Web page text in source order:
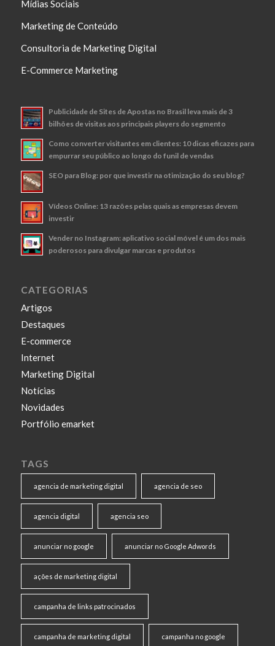
Mídias Sociais
Marketing de Conteúdo
Consultoria de Marketing Digital
E-Commerce Marketing
Publicidade de Sites de Apostas no Brasil leva mais de 3
bilhões de visitas aos principais players do segmento
Como converter visitantes em clientes: 10 dicas eficazes para
empurrar seu público ao longo do funil de vendas
SEO para Blog: por que investir na otimização do seu blog?
Vídeos Online: 13 razões pelas quais as empresas devem
investir
Vender no Instagram: aplicativo social móvel é um dos mais
poderosos para divulgar marcas e produtos
CATEGORIAS
Artigos
Destaques
E-commerce
Internet
Marketing Digital
Notícias
Novidades
Portfólio emarket
TAGS
agencia de marketing digital agencia de seo
agencia digital agencia seo
anunciar no google anunciar no Google Adwords
ações de marketing digital
campanha de links patrocinados
campanha de marketing digital campanha no google